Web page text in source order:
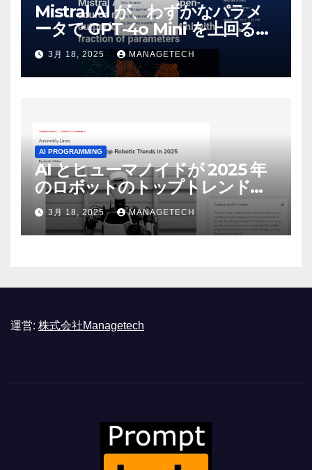
Mistral AI が、わずかなパラメ
ータで GPT-4o Mini を上回る新
しいオープンソース モデルをリ
リース | VentureBeat
3月 18, 2025 MANAGETECH
AI PROGRAMMING
AI とヒューマノイドが 2025 年
のロボットのトップトレンドに |
ASSEMBLY
3月 18, 2025 MANAGETECH
運営: 株式会社Managetech